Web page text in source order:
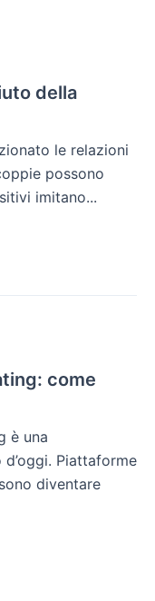
della
le relazioni
possono
imitano...
come
è una
Piattaforme
diventare